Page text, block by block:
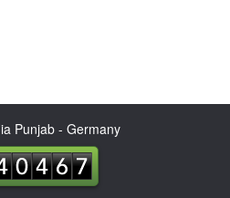
Punjab - Germany